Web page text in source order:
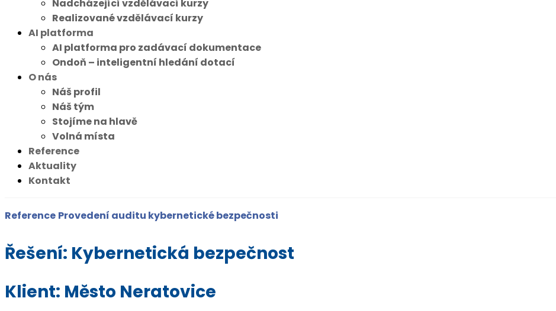
Nadcházející vzdělávací kurzy
Realizované vzdělávací kurzy
AI platforma
AI platforma pro zadávací dokumentace
Ondoň – inteligentní hledání dotací
O nás
Náš profil
Náš tým
Stojíme na hlavě
Volná místa
Reference
Aktuality
Kontakt
Reference Provedení auditu kybernetické bezpečnosti
Řešení: Kybernetická bezpečnost
Klient: Město Neratovice